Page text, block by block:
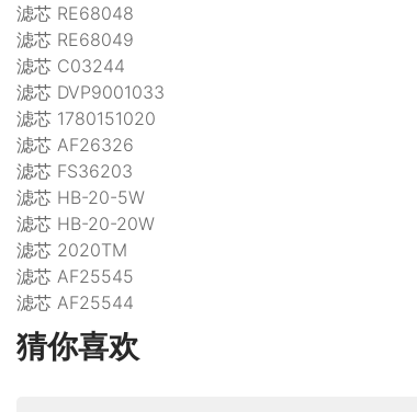
滤芯 RE68048
滤芯 RE68049
滤芯 C03244
滤芯 DVP9001033
滤芯 1780151020
滤芯 AF26326
滤芯 FS36203
滤芯 HB-20-5W
滤芯 HB-20-20W
滤芯 2020TM
滤芯 AF25545
滤芯 AF25544
猜你喜欢